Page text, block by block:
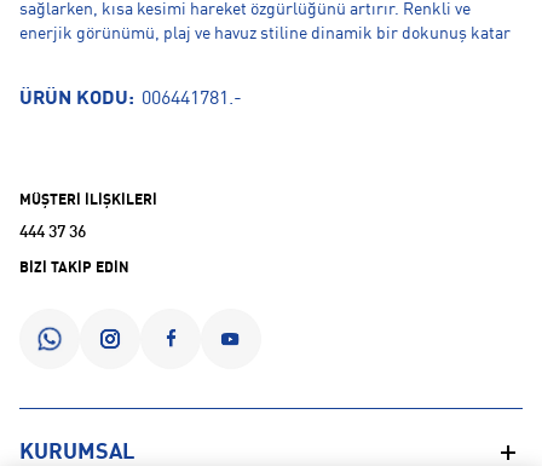
sağlarken, kısa kesimi hareket özgürlüğünü artırır. Renkli ve
enerjik görünümü, plaj ve havuz stiline dinamik bir dokunuş katar
ÜRÜN KODU: 006441781.-
MÜŞTERİ İLİŞKİLERİ
444 37 36
BİZİ TAKİP EDİN
KURUMSAL